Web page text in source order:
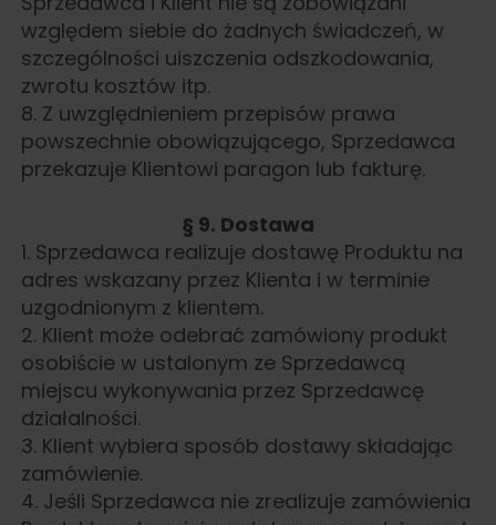
względem siebie do żadnych świadczeń, w
szczególności uiszczenia odszkodowania,
zwrotu kosztów itp.
8. Z uwzględnieniem przepisów prawa
powszechnie obowiązującego, Sprzedawca
przekazuje Klientowi paragon lub fakturę.
§ 9. Dostawa
1. Sprzedawca realizuje dostawę Produktu na
adres wskazany przez Klienta i w terminie
uzgodnionym z klientem.
2. Klient może odebrać zamówiony produkt
osobiście w ustalonym ze Sprzedawcą
miejscu wykonywania przez Sprzedawcę
działalności.
3. Klient wybiera sposób dostawy składając
zamówienie.
4. Jeśli Sprzedawca nie zrealizuje zamówienia